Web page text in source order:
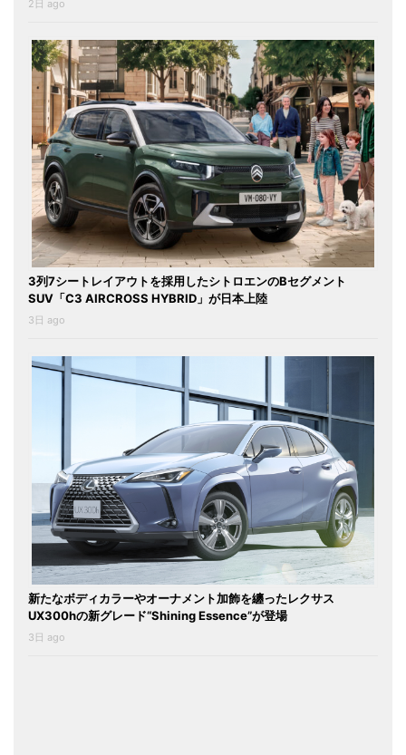
2日 ago
3列7シートレイアウトを採用したシトロエンのBセグメント
SUV「C3 AIRCROSS HYBRID」が日本上陸
3日 ago
新たなボディカラーやオーナメント加飾を纏ったレクサス
UX300hの新グレード“Shining Essence”が登場
3日 ago